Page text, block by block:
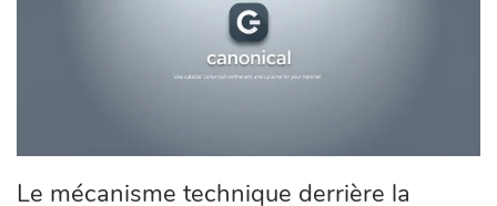
Le mécanisme technique derrière la